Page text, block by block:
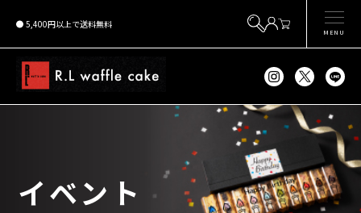
5,400円以上で送料無料
MENU
イベント